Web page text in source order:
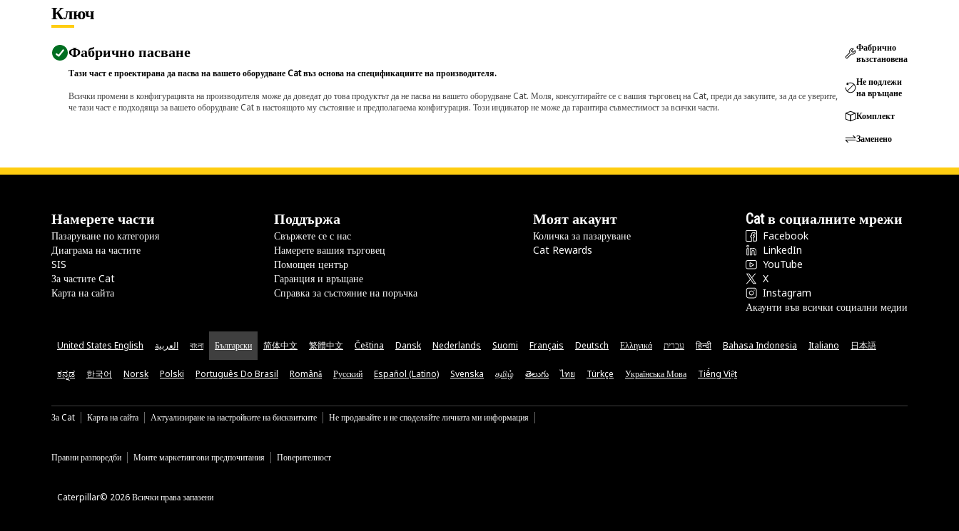
Ключ
Фабрично пасване
Тази част е проектирана да пасва на вашето оборудване Cat въз основа на спецификациите на производителя.
Всички промени в конфигурацията на производителя може да доведат до това продуктът да не пасва на вашето оборудване Cat. Моля, консултирайте се с вашия търговец на Cat, преди да закупите, за да се уверите,
че тази част е подходяща за вашето оборудване Cat в настоящото му състояние и предполагаема конфигурация. Този индикатор не може да гарантира съвместимост за всички части.
Фабрично
възстановена
Не подлежи
на връщане
Комплект
Заменено
Намерете части
Пазаруване по категория
Диаграма на частите
SIS
За частите Cat
Карта на сайта
Поддържа
Свържете се с нас
Намерете вашия търговец
Помощен център
Гаранция и връщане
Справка за състояние на поръчка
Моят акаунт
Количка за пазаруване
Cat Rewards
Cat в социалните мрежи
Facebook
LinkedIn
YouTube
X
Instagram
Акаунти във всички социални медии
United States English العربية বাংলা Български 简体中文 繁體中文 Čeština Dansk Nederlands Suomi Français Deutsch Ελληνικά עברית हिन्दी Bahasa Indonesia Italiano 日本語
ಕನ್ನಡ 한국어 Norsk Polski Português Do Brasil Română Русский Español (Latino) Svenska தமிழ் తెలుగు ไทย Türkçe Українська Мова Tiếng Việt
За Cat Карта на сайта Актуализиране на настройките на бисквитките Не продавайте и не споделяйте личната ми информация
Правни разпоредби Моите маркетингови предпочитания Поверителност
Caterpillar© 2026 Всички права запазени